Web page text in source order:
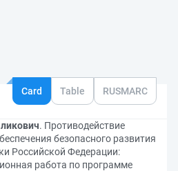
Card Table RUSMARC
. Противодействие
безопасного развития
Российской Федерации:
работа по программе